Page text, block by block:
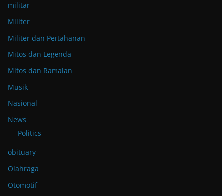
militar
Militer
Militer dan Pertahanan
Mitos dan Legenda
Mitos dan Ramalan
Musik
Nasional
News
Politics
obituary
Olahraga
Otomotif